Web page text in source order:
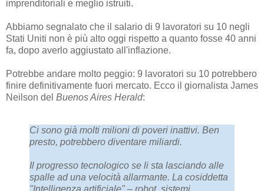
imprenditoriali e meglio istruiti.
Abbiamo segnalato che il salario di 9 lavoratori su 10 negli
Stati Uniti non è più alto oggi rispetto a quanto fosse 40 anni
fa, dopo averlo aggiustato all'inflazione.
Potrebbe andare molto peggio: 9 lavoratori su 10 potrebbero
finire definitivamente fuori mercato. Ecco il giornalista James
Neilson del Buenos Aires Herald:
Ci sono già molti milioni di poveri inattivi. Ben
presto, potrebbero diventare miliardi.
Il progresso tecnologico se li sta lasciando alle
spalle ad una velocità allarmante. La cosiddetta
"Intelligenza artificiale" – robot, sistemi